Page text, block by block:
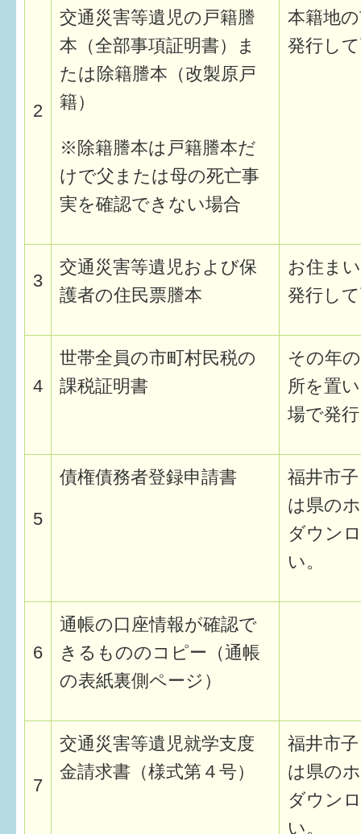
2
交通災害等遺児の戸籍謄
本（全部事項証明書）ま
たは除籍謄本（改製原戸
籍）
※除籍謄本は戸籍謄本だ
けで父または母の死亡事
実を確認できない場合
本籍地
発行し
3
交通災害等遺児および保
護者の住民票謄本
お住ま
発行し
4
世帯全員の市町村民税の
課税証明書
その年
所を置
場で発
5
債権債務者登録申請書
福井市
は県の
ダウン
い。
6
通帳の口座情報が確認で
きるもののコピー（通帳
の表紙裏側ページ）
7
交通災害等遺児就学支度
金請求書（様式第４号）
福井市
は県の
ダウン
い。